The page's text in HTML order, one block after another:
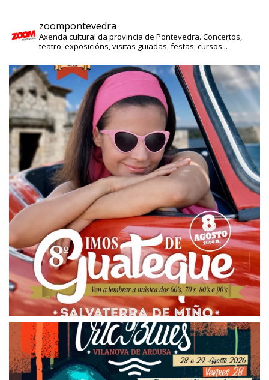
zoompontevedra
Axenda cultural da provincia de Pontevedra. Concertos,
teatro, exposicións, visitas guiadas, festas, cursos...